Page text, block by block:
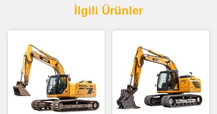
İlgili Ürünler